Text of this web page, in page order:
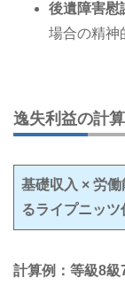
後遺障害慰
場合の精神
逸失利益の計
基礎収入 × 労
るライプニッツ
計算例：等級8